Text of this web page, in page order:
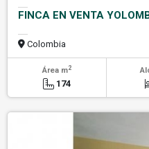
FINCA EN VENTA
Colombia
Área m2
174